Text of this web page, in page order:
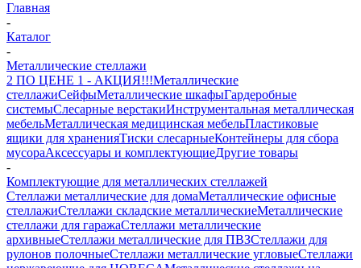
Главная
-
Каталог
-
Металлические стеллажи
2 ПО ЦЕНЕ 1 - АКЦИЯ!!!Металлические
стеллажиСейфыМеталлические шкафыГардеробные
системыСлесарные верстакиИнструментальная металлическая
мебельМеталлическая медицинская мебельПластиковые
ящики для храненияТиски слесарныеКонтейнеры для сбора
мусораАксессуары и комплектующиеДругие товары
-
Комплектующие для металлических стеллажей
Стеллажи металлические для домаМеталлические офисные
стеллажиСтеллажи складские металлическиеМеталлические
стеллажи для гаражаСтеллажи металлические
архивныеСтеллажи металлические для ПВЗСтеллажи для
рулонов полочныеСтеллажи металлические угловыеСтеллажи